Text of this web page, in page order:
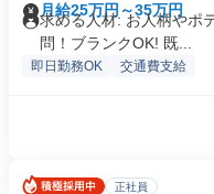
月給25万円～35万円
求める人材: お人柄やポ
問！ブランクOK! 既...
即日勤務OK 交通費支給
正社員